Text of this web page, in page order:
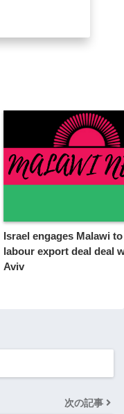
Israel engages Malawi
labour export deal deal
Aviv
次の記事